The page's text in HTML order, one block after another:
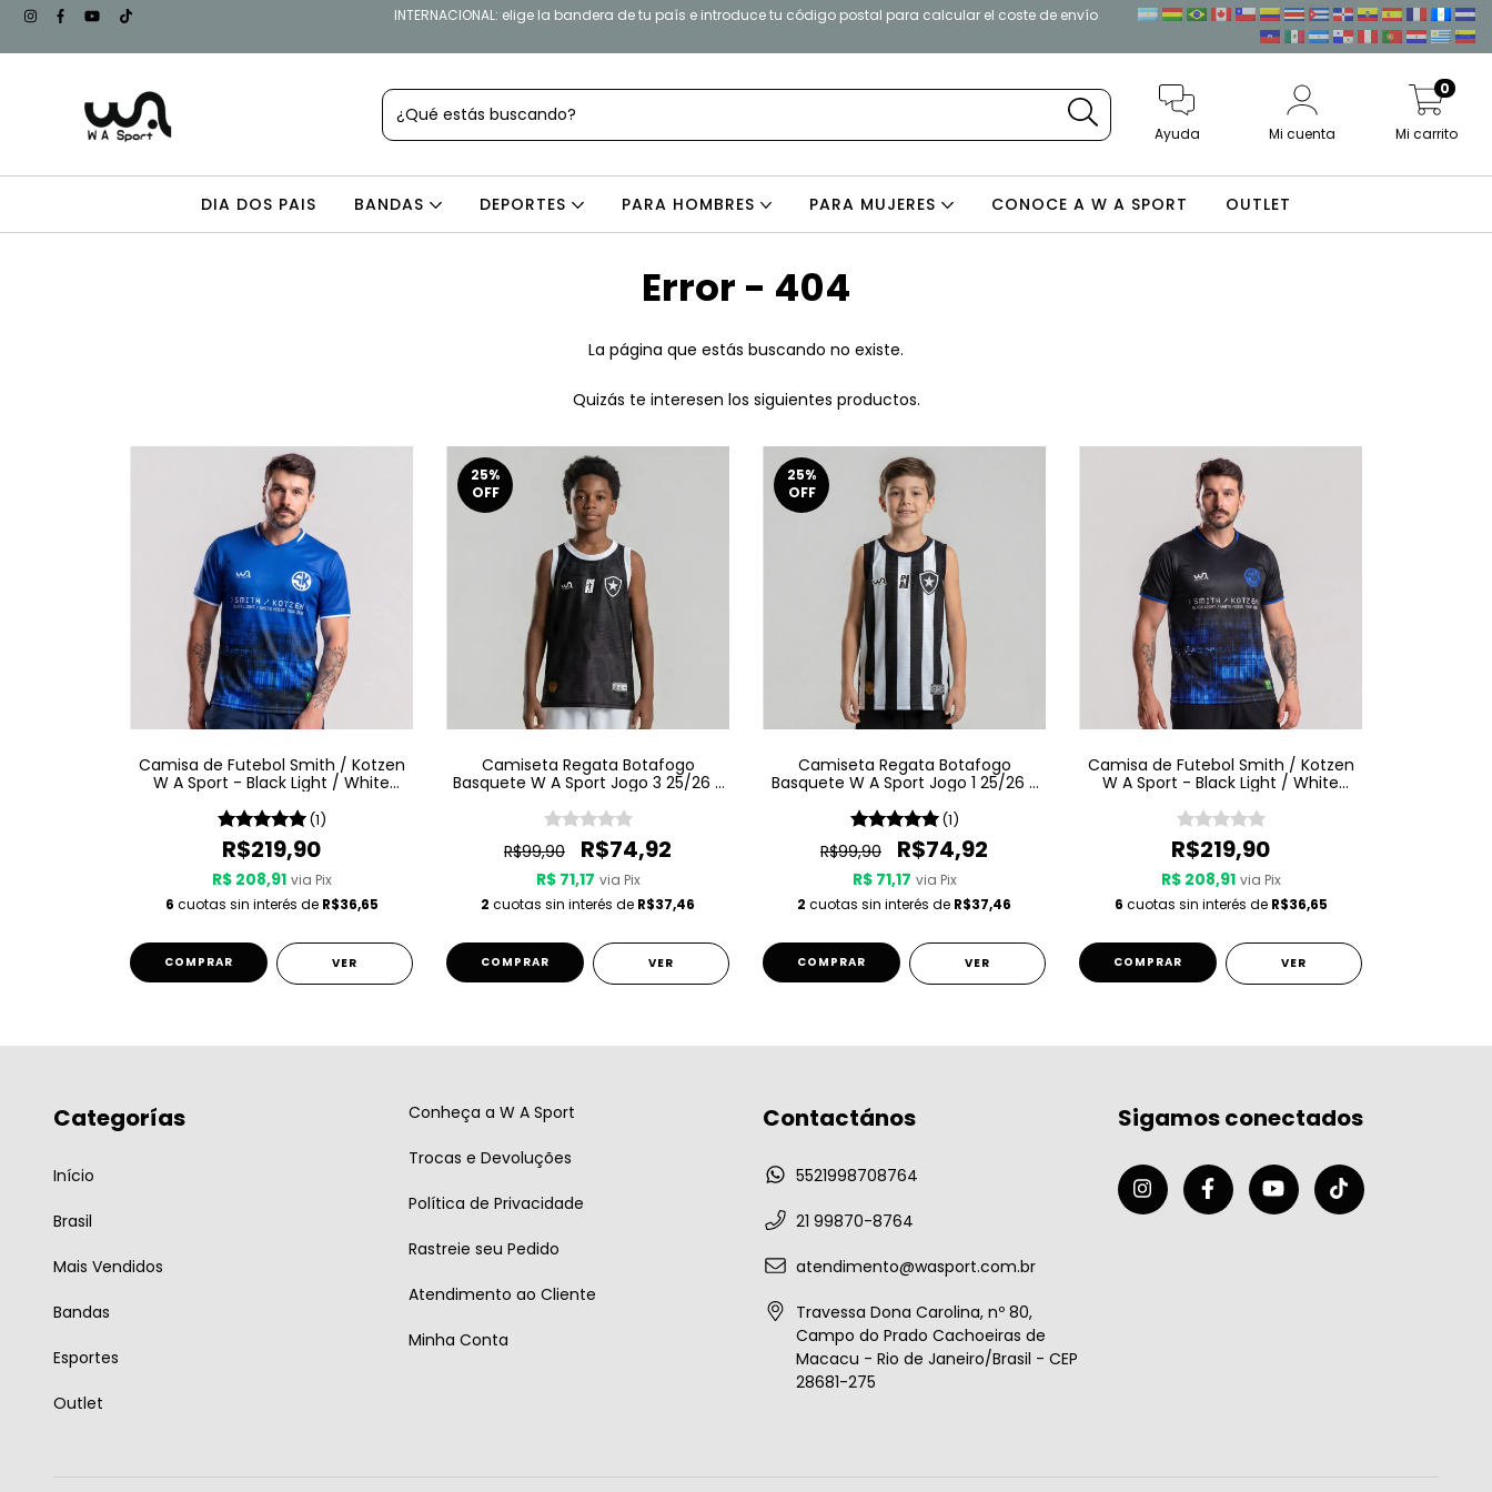
INTERNACIONAL: elige la bandera de tu país e introduce tu código postal para calcular el coste de envío
Ayuda Mi cuenta Mi carrito
0
DIA DOS PAIS BANDAS DEPORTES PARA HOMBRES PARA MUJERES CONOCE A W A SPORT OUTLET
Error - 404
La página que estás buscando no existe.
Quizás te interesen los siguientes productos.
Camisa de Futebol Smith / Kotzen
W A Sport - Black Light / White
(1)
R$219,90
R$ 208,91 via Pix
6 cuotas sin interés de R$36,65
COMPRAR VER
25%
OFF
Camiseta Regata Botafogo
Basquete W A Sport Jogo 3 25/26 -
R$99,90 R$74,92
R$ 71,17 via Pix
2 cuotas sin interés de R$37,46
COMPRAR VER
25%
OFF
Camiseta Regata Botafogo
Basquete W A Sport Jogo 1 25/26 -
(1)
R$99,90 R$74,92
R$ 71,17 via Pix
2 cuotas sin interés de R$37,46
COMPRAR VER
Camisa de Futebol Smith / Kotzen
W A Sport - Black Light / White
R$219,90
R$ 208,91 via Pix
6 cuotas sin interés de R$36,65
COMPRAR VER
Categorías
Início
Brasil
Mais Vendidos
Bandas
Esportes
Outlet
Conheça a W A Sport
Trocas e Devoluções
Política de Privacidade
Rastreie seu Pedido
Atendimento ao Cliente
Minha Conta
Contactános
5521998708764
21 99870-8764
atendimento@wasport.com.br
Travessa Dona Carolina, nº 80,
Campo do Prado Cachoeiras de
Macacu - Rio de Janeiro/Brasil - CEP
28681-275
Sigamos conectados